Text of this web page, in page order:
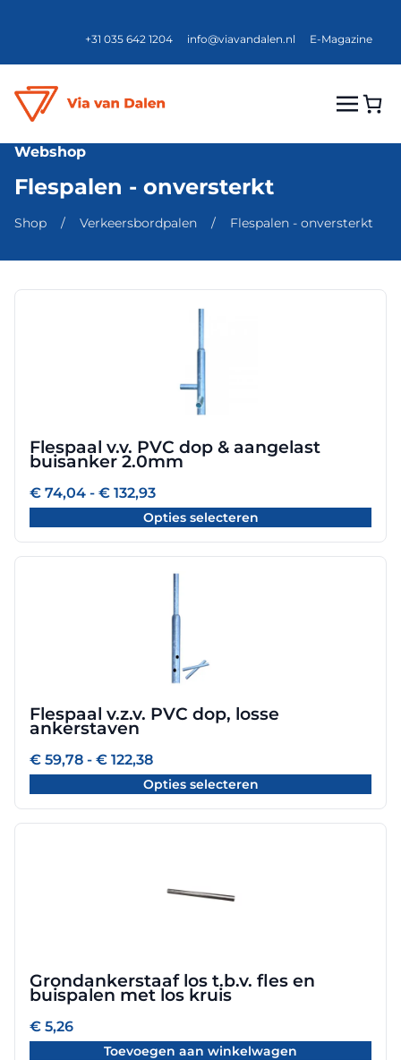
+31 035 642 1204 info@viavandalen.nl E-Magazine
Webshop
Flespalen - onversterkt
Shop / Verkeersbordpalen / Flespalen - onversterkt
Flespaal v.v. PVC dop & aangelast
buisanker 2.0mm
€ 74,04 - € 132,93Prijsklasse:
€ 74,04
tot
Opties selecteren
kan
gekozen
worden
op
de
Flespaal v.z.v. PVC dop, losse
ankerstaven
€ 59,78 - € 122,38Prijsklasse:
€ 59,78
tot
Opties selecteren
kan
gekozen
worden
op
de
Grondankerstaaf los t.b.v. fles en
buispalen met los kruis
€ 5,26
Toevoegen aan winkelwagen